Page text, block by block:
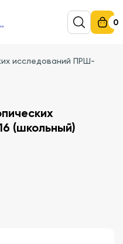
0
исследований ПРШ-
(школьный)